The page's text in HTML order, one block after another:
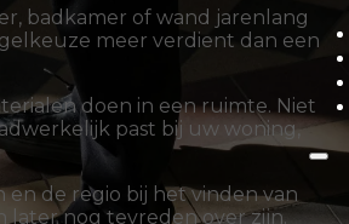
badkamer of wand jarenlang
meer verdient dan een
doen in een ruimte. Niet
past bij uw woning,
de regio bij het vinden van
later nog tevreden over zijn.